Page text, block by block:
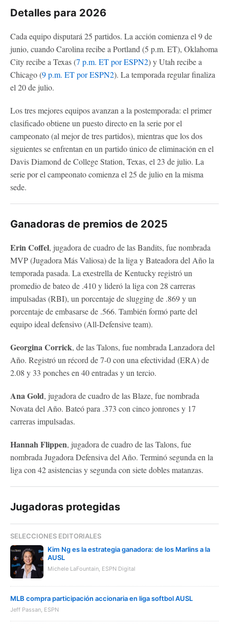
Detalles para 2026
Cada equipo disputará 25 partidos. La acción comienza el 9 de
junio, cuando Carolina recibe a Portland (5 p.m. ET), Oklahoma
City recibe a Texas (7 p.m. ET por ESPN2) y Utah recibe a
Chicago (9 p.m. ET por ESPN2). La temporada regular finaliza
el 20 de julio.
Los tres mejores equipos avanzan a la postemporada: el primer
clasificado obtiene un puesto directo en la serie por el
campeonato (al mejor de tres partidos), mientras que los dos
siguientes se enfrentan en un partido único de eliminación en el
Davis Diamond de College Station, Texas, el 23 de julio. La
serie por el campeonato comienza el 25 de julio en la misma
sede.
Ganadoras de premios de 2025
Erin Coffel, jugadora de cuadro de las Bandits, fue nombrada
MVP (Jugadora Más Valiosa) de la liga y Bateadora del Año la
temporada pasada. La exestrella de Kentucky registró un
promedio de bateo de .410 y lideró la liga con 28 carreras
impulsadas (RBI), un porcentaje de slugging de .869 y un
porcentaje de embasarse de .566. También formó parte del
equipo ideal defensivo (All-Defensive team).
Georgina Corrick, de las Talons, fue nombrada Lanzadora del
Año. Registró un récord de 7-0 con una efectividad (ERA) de
2.08 y 33 ponches en 40 entradas y un tercio.
Ana Gold, jugadora de cuadro de las Blaze, fue nombrada
Novata del Año. Bateó para .373 con cinco jonrones y 17
carreras impulsadas.
Hannah Flippen, jugadora de cuadro de las Talons, fue
nombrada Jugadora Defensiva del Año. Terminó segunda en la
liga con 42 asistencias y segunda con siete dobles matanzas.
Jugadoras protegidas
SELECCIONES EDITORIALES
Kim Ng es la estrategia ganadora: de los Marlins a la
AUSL
Michele LaFountain, ESPN Digital
MLB compra participación accionaria en liga softbol AUSL
Jeff Passan, ESPN